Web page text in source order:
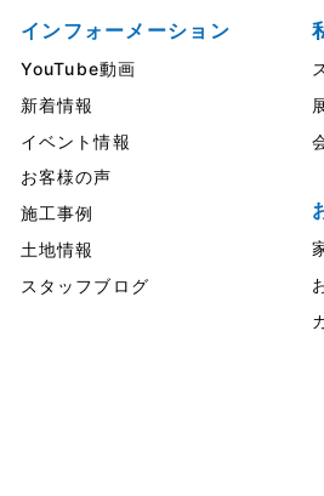
インフォーメーション
YouTube動画
新着情報
イベント情報
お客様の声
施工事例
土地情報
スタッフブログ